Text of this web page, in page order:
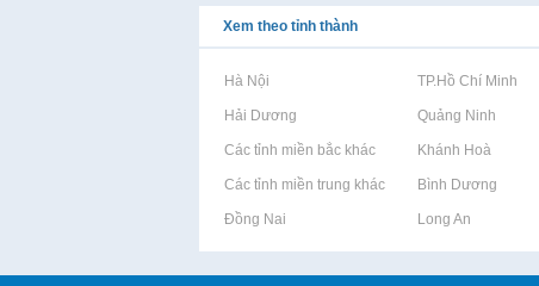
Xem theo tỉnh thành
Rao vặt tại Hà Nội Rao vặt tại TP.Hồ Chí Minh
Rao vặt tại Hải Dương Rao vặt tại Quảng Ninh
Rao vặt tại Các tỉnh miền bắc khácRao vặt tại Khánh Hoà
Rao vặt tại Các tỉnh miền trung khácRao vặt tại Bình Dương
Rao vặt tại Đồng Nai Rao vặt tại Long An